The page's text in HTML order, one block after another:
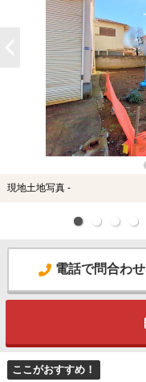
現地土地写真 -
電話で問合わせ
ここがおすすめ！